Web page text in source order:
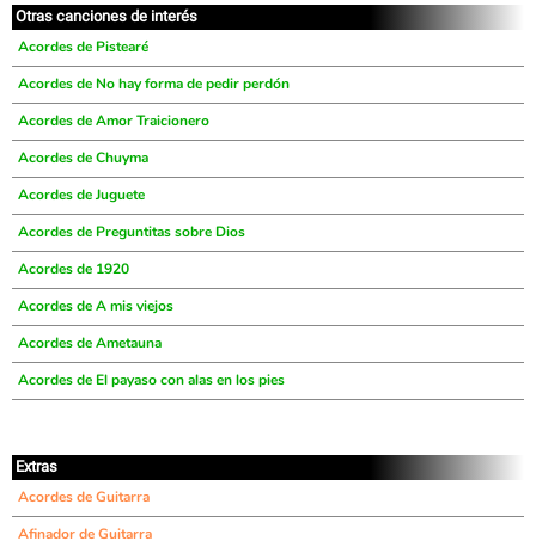
Otras canciones de interés
Acordes de Pistearé
Acordes de No hay forma de pedir perdón
Acordes de Amor Traicionero
Acordes de Chuyma
Acordes de Juguete
Acordes de Preguntitas sobre Dios
Acordes de 1920
Acordes de A mis viejos
Acordes de Ametauna
Acordes de El payaso con alas en los pies
Extras
Acordes de Guitarra
Afinador de Guitarra